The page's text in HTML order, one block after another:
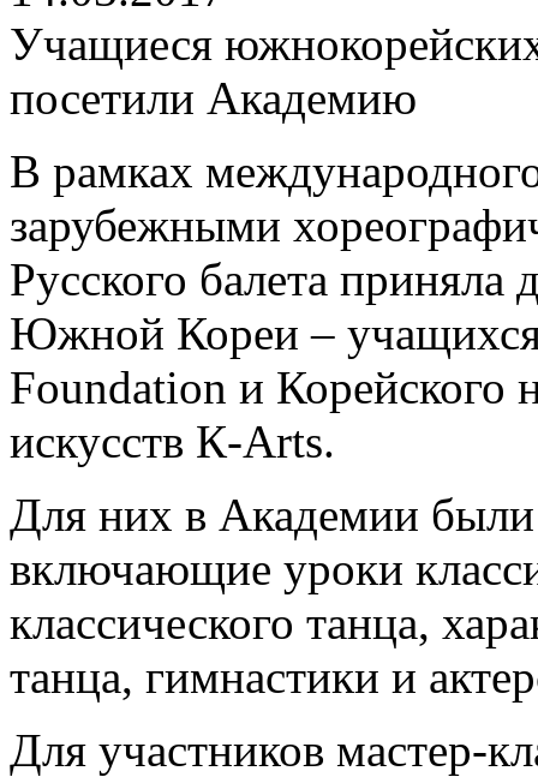
Учащиеся
посетили Академию
В рамках
зарубежными
Русского балета приняла
Южной Кореи –
Foundation и Корейского
искусств К-Аrts.
Для них в Академии
включающие уроки
классического танца,
танца, гимнастики и
Для участников мастер-